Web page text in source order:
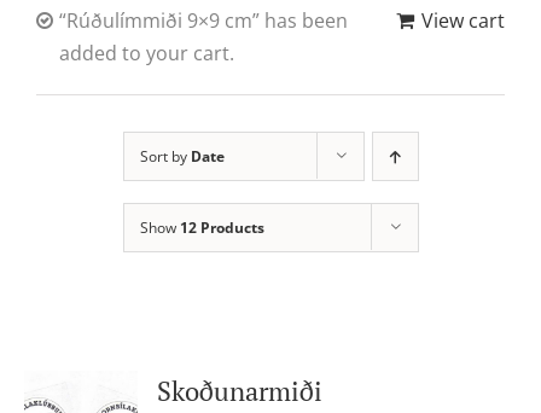
View cart
“Rúðulímmiði 9×9 cm” has been
added to your cart.
Sort by Date
Show 12 Products
Skoðunarmiði